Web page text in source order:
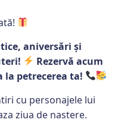
aniversări și
Rezervă acum
la petrecerea ta!
cu personajele lui
ziua de nastere.